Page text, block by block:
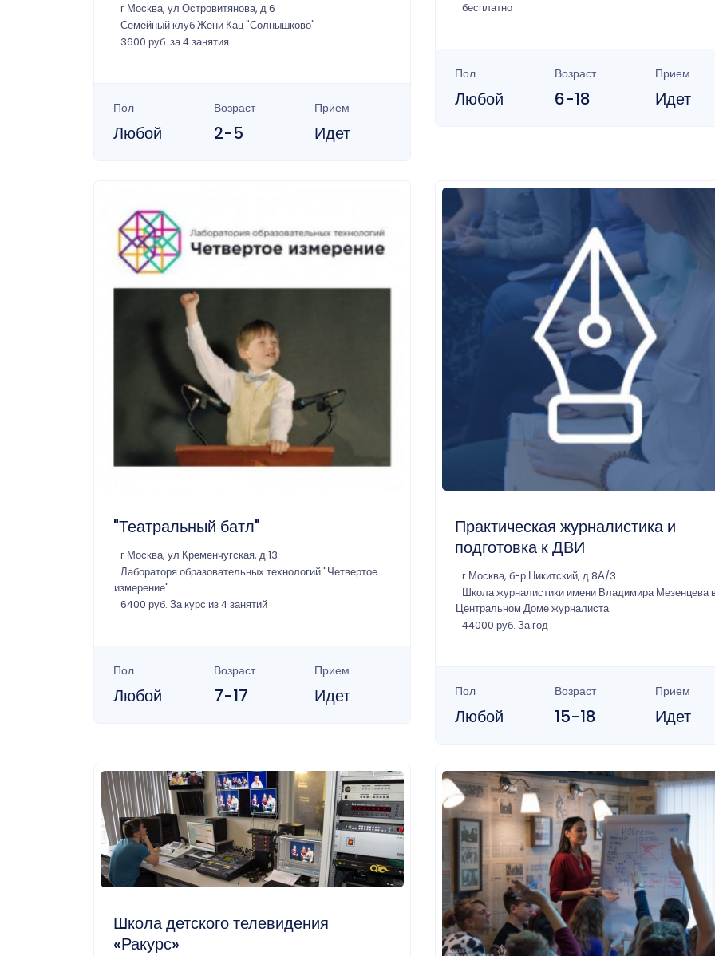
г Москва, ул Островитянова, д 6
Семейный клуб Жени Кац "Солнышково"
3600 руб. за 4 занятия
Пол
Любой
Возраст
2-5
Прием
Идет
бесплатно
Пол
Любой
Возраст
6-18
Прием
Идет
"Театральный батл"
г Москва, ул Кременчугская, д 13
Лабораторя образовательных технологий "Четвертое
измерение"
6400 руб. За курс из 4 занятий
Пол
Любой
Возраст
7-17
Прием
Идет
Практическая журналистика и
подготовка к ДВИ
г Москва, б-р Никитский, д 8А/3
Школа журналистики имени Владимира Мезенцева
Центральном Доме журналиста
44000 руб. За год
Пол
Любой
Возраст
15-18
Прием
Идет
Школа детского телевидения
«Ракурс»